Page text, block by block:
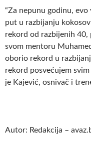
“Za nepunu godinu,
put u razbijanju
rekord od razbijenih 40,
svom mentoru
oborio rekord u
rekord posvećujem
je Kajević, osnivač i
Autor: Redakcija –